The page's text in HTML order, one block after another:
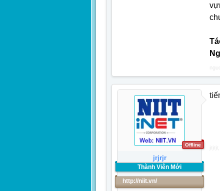
Offline
jrjrjr
Thành Viên Mới
http://niit.vn/
jrjrjr